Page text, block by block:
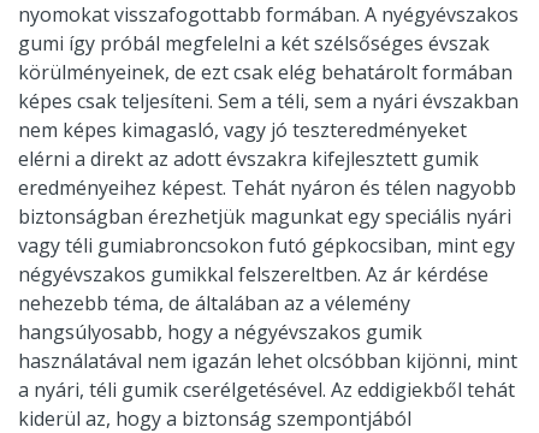
nyomokat visszafogottabb formában. A nyégyévszakos
gumi így próbál megfelelni a két szélsőséges évszak
körülményeinek, de ezt csak elég behatárolt formában
képes csak teljesíteni. Sem a téli, sem a nyári évszakban
nem képes kimagasló, vagy jó teszteredményeket
elérni a direkt az adott évszakra kifejlesztett gumik
eredményeihez képest. Tehát nyáron és télen nagyobb
biztonságban érezhetjük magunkat egy speciális nyári
vagy téli gumiabroncsokon futó gépkocsiban, mint egy
négyévszakos gumikkal felszereltben. Az ár kérdése
nehezebb téma, de általában az a vélemény
hangsúlyosabb, hogy a négyévszakos gumik
használatával nem igazán lehet olcsóbban kijönni, mint
a nyári, téli gumik cserélgetésével. Az eddigiekből tehát
kiderül az, hogy a biztonság szempontjából